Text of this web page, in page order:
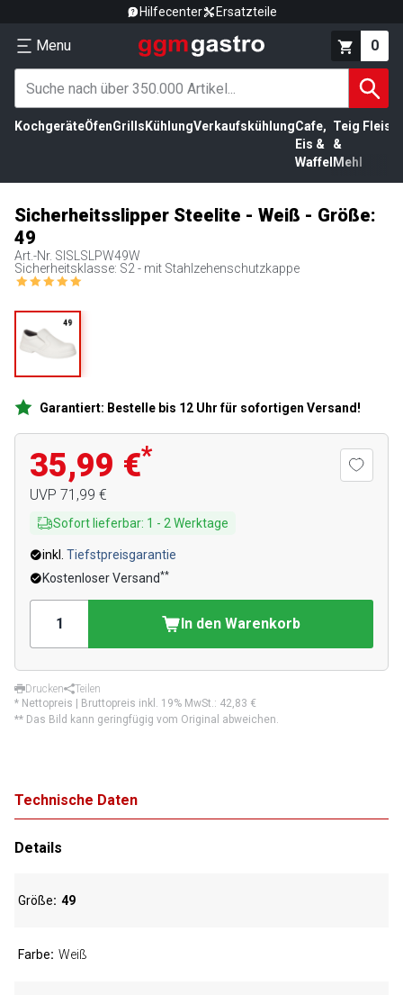
Hilfecenter Ersatzteile
Menu 0
KochgeräteÖfenGrills KühlungVerkaufskühlungCafe,
Eis &
Waffel
Teig
&
Mehl
Sicherheitsslipper Steelite - Weiß - Größe:
49
Art.-Nr. SISLSLPW49W
Sicherheitsklasse: S2 - mit Stahlzehenschutzkappe
Garantiert: Bestelle bis 12 Uhr für sofortigen Versand!
35,99 €*
UVP 71,99 €
Sofort lieferbar: 1 - 2 Werktage
inkl. Tiefstpreisgarantie
Kostenloser Versand**
In den Warenkorb
Drucken
Teilen
* Nettopreis | Bruttopreis inkl. 19% MwSt.: 42,83 €
** Das Bild kann geringfügig vom Original abweichen.
Technische Daten
Details
Größe 49
Farbe Weiß